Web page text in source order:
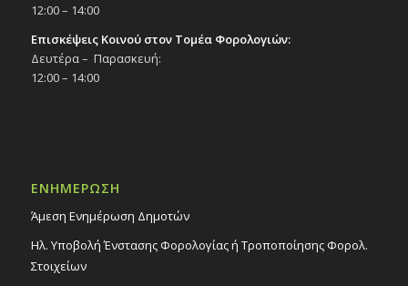
12:00 – 14:00
Επισκέψεις Κοινού στον Τομέα Φορολογιών:
Δευτέρα – Παρασκευή:
12:00 – 14:00
ΕΝΗΜΕΡΩΣΗ
Άμεση Ενημέρωση Δημοτών
Ηλ. Υποβολή Ένστασης Φορολογίας ή Τροποποίησης Φορολ.
Στοιχείων